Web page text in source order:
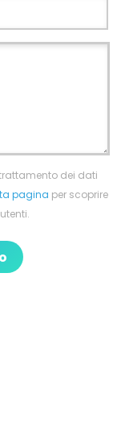
dei dati
pagina per scoprire